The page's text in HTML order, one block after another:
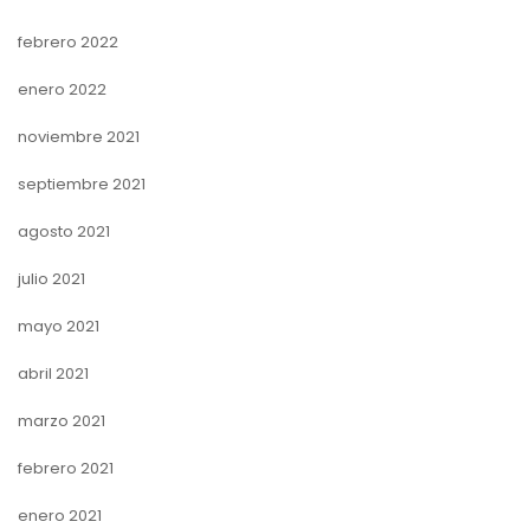
febrero 2022
enero 2022
noviembre 2021
septiembre 2021
agosto 2021
julio 2021
mayo 2021
abril 2021
marzo 2021
febrero 2021
enero 2021